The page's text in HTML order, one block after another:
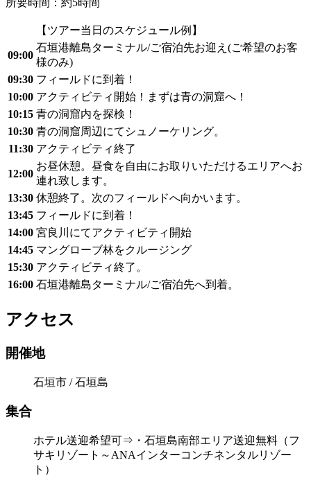
所要時間：約5時間
【ツアー当日のスケジュール例】
09:00
石垣港離島ターミナル/ご宿泊先お迎え(ご希望のお客
様のみ)
09:30 フィールドに到着！
10:00 アクティビティ開始！まずは青の洞窟へ！
10:15 青の洞窟内を探検！
10:30 青の洞窟周辺にてシュノーケリング。
11:30 アクティビティ終了
12:00
お昼休憩。昼食を自由にお取りいただけるエリアへお
連れ致します。
13:30 休憩終了。次のフィールドへ向かいます。
13:45 フィールドに到着！
14:00 宮良川にてアクティビティ開始
14:45 マングローブ林をクルージング
15:30 アクティビティ終了。
16:00 石垣港離島ターミナル/ご宿泊先へ到着。
アクセス
開催地
石垣市 / 石垣島
集合
ホテル送迎希望可⇒・石垣島南部エリア送迎無料（フ
サキリゾート～ANAインターコンチネンタルリゾー
ト）